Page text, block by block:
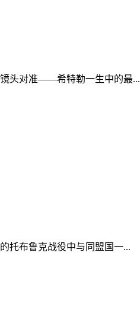
镜头对准——希特勒一生中的最...
托布鲁克战役中与同盟国一...